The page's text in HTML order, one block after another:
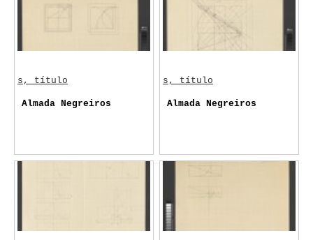
s, título
Almada Negreiros
s, título
Almada Negreiros